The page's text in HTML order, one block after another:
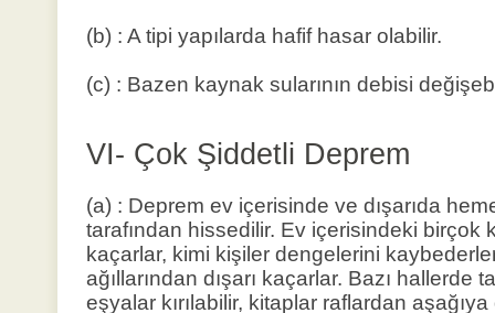
(b) : A tipi yapılarda hafif hasar olabilir.
(c) : Bazen kaynak sularının debisi
VI- Çok Şiddetli Deprem
(a) : Deprem ev içerisinde ve dışarıda
tarafından hissedilir. Ev içerisindeki birçok
kaçarlar, kimi kişiler dengelerini
ağıllarından dışarı kaçarlar. Bazı hallerde
eşyalar kırılabilir, kitaplar raflardan